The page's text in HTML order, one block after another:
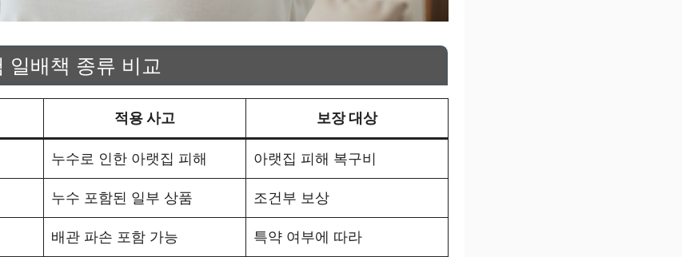
일배책 종류 비교
적용 사고 보장 대상
누수로 인한 아랫집 피해 아랫집 피해 복구비
누수 포함된 일부 상품 조건부 보상
배관 파손 포함 가능 특약 여부에 따라